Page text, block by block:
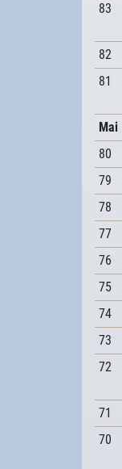
83
82
81
Mai
80
79
78
77
76
75
74
73
72
71
70